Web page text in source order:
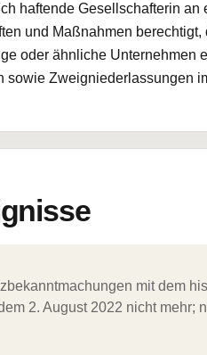
haftende Gesellschafterin an
und Maßnahmen
oder ähnliche Unternehmen
Zweigniederlassungen
mit dem
2. August 2022 nicht mehr;